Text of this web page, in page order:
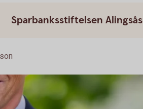
Sparbanksstiftelsen Alingsås